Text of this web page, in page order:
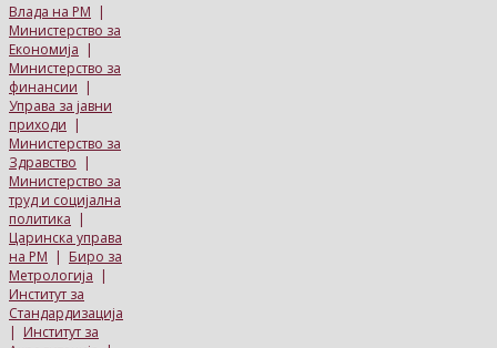
Влада на РМ |
Министерство за
Економија |
Министерство за
финансии |
Управа за јавни
приходи |
Министерство за
Здравство |
Министерство за
труд и социјална
политика |
Царинска управа
на РМ | Биро за
Метрологија |
Институт за
Стандардизација
| Институт за